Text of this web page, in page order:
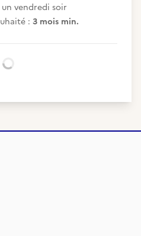
vendredi soir
: 3 mois min.
Chargement...